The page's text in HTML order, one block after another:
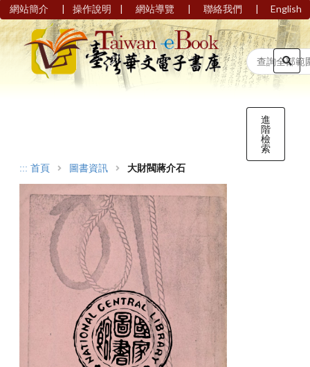
網站簡介 | 操作說明 | 網站導覽 | 聯絡我們 | English
進
階
檢
索
::: 首頁 圖書資訊 大財閥蔣介石